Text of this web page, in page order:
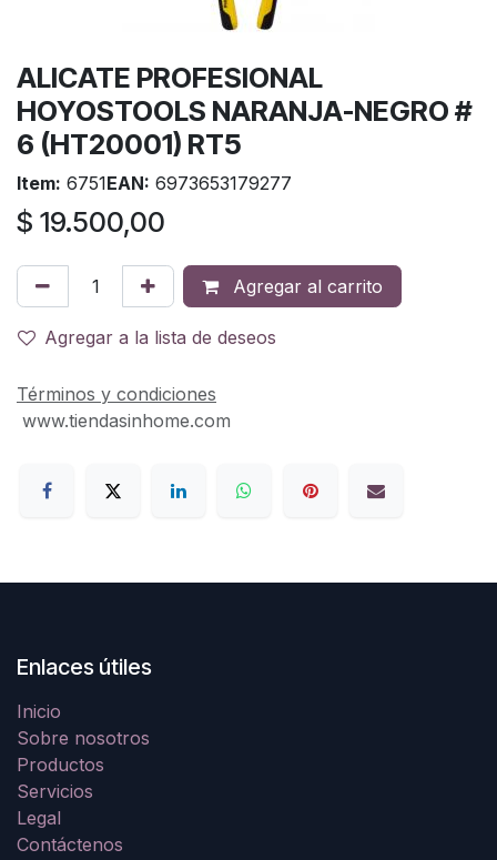
ALICATE PROFESIONAL
HOYOSTOOLS NARANJA-NEGRO #
6 (HT20001) RT5
Item: 6751EAN: 6973653179277
$ 19.500,00
Agregar al carrito
Agregar a la lista de deseos
Términos y condiciones
www.tiendasinhome.com
Enlaces útiles
Inicio
Sobre nosotros
Productos
Servicios
Legal
Contáctenos